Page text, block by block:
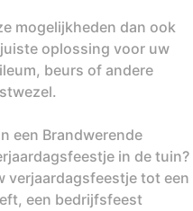
mogelijkheden dan ook
oplossing voor uw
beurs of andere
een Brandwerende
in de tuin?
verjaardagsfeestje tot een
een bedrijfsfeest